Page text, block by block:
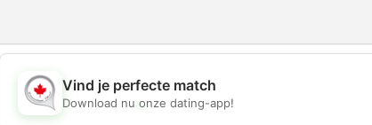
Vind je perfecte match
Download nu onze dating-app!